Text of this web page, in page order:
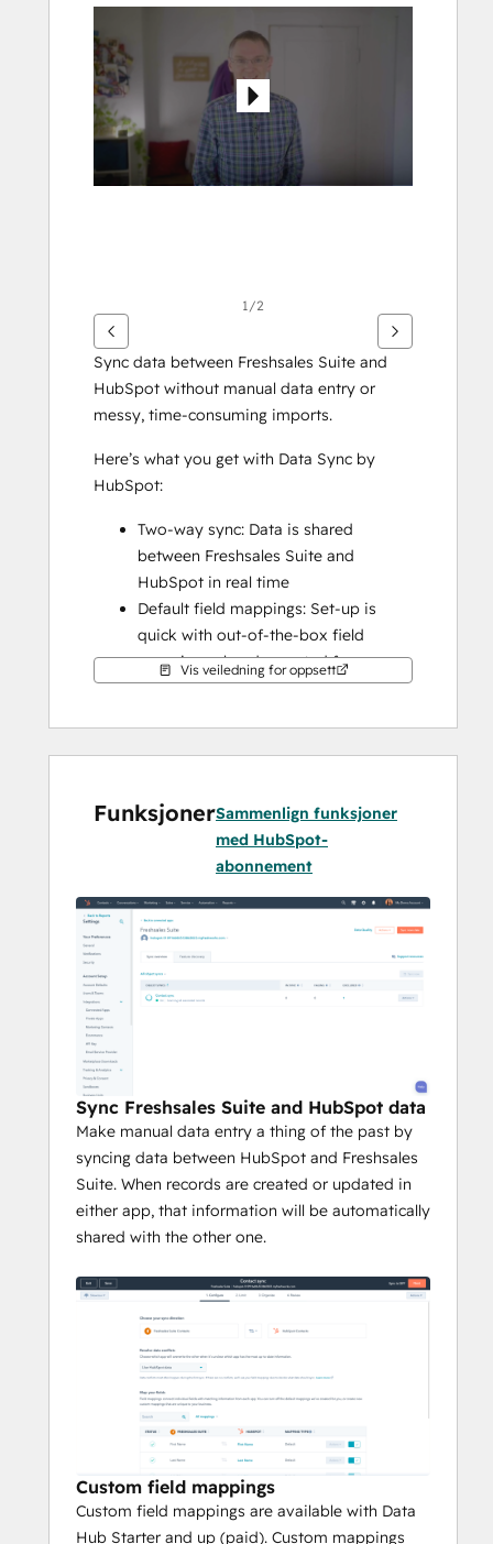
andre
elementer
1/2
Sync data between Freshsales Suite and
HubSpot without manual data entry or
messy, time-consuming imports.
Here’s what you get with Data Sync by
HubSpot:
Two-way sync: Data is shared
between Freshsales Suite and
HubSpot in real time
Default field mappings: Set-up is
quick with out-of-the-box field
mappings already created for you
Historical syncing: Your existing data
Suite is the successor of Freshsales Classic.
Vis veiledning for oppsett
FunksjonerSammenlign funksjoner
med HubSpot-
abonnement
Sync Freshsales Suite and HubSpot data
Make manual data entry a thing of the past by
syncing data between HubSpot and Freshsales
Suite. When records are created or updated in
either app, that information will be automatically
shared with the other one.
Custom field mappings
Custom field mappings are available with Data
Hub Starter and up (paid). Custom mappings